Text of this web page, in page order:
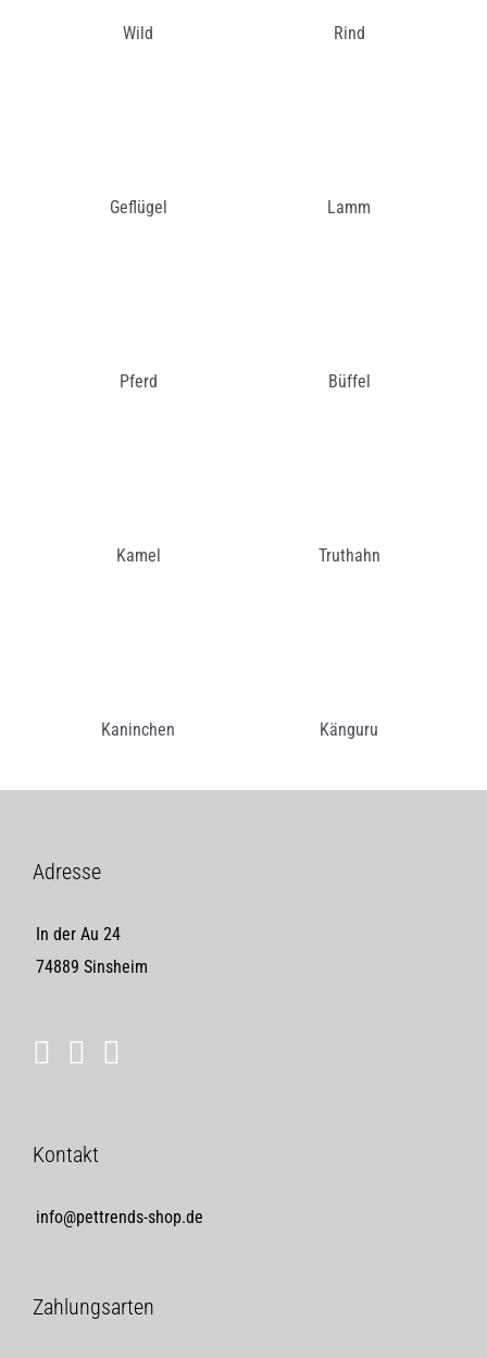
Wild Rind
Geflügel Lamm
Pferd Büffel
Kamel Truthahn
Kaninchen Känguru
Adresse
In der Au 24
74889 Sinsheim
Kontakt
info@pettrends-shop.de
Zahlungsarten